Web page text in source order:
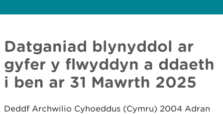
Datganiad blynyddol ar
gyfer y flwyddyn a ddaeth
i ben ar 31 Mawrth 2025
Deddf Archwilio Cyhoeddus (Cymru) 2004 Adran